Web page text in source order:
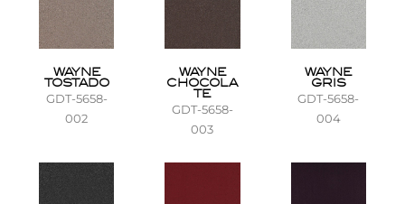
WAYNE
TOSTADO
GDT-5658-
002
WAYNE
CHOCOLA
TE
GDT-5658-
003
WAYNE
GRIS
GDT-5658-
004